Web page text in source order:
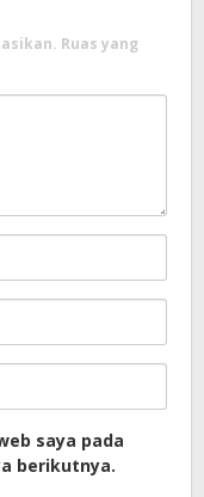
Ruas yang
saya pada
berikutnya.